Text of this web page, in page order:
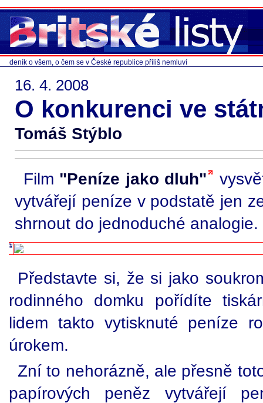
deník o všem, o čem se v České republice příliš nemluví
16. 4. 2008
O konkurenci ve
Tomáš Stýblo
Film "Peníze jako dluh"
vytvářejí peníze v podstatě jen
shrnout do jednoduché analogie.
Představte si, že si jako
rodinného domku pořídíte
lidem takto vytisknuté peníze
úrokem.
Zní to nehorázně, ale přesně
papírových peněz vytvářejí